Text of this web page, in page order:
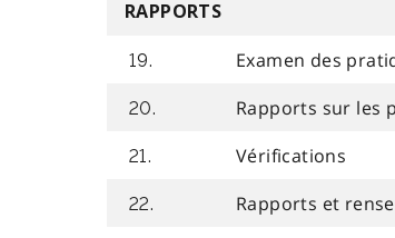
RAPPORTS
19. Examen des
20. Rapports sur les
21. Vérifications
22. Rapports et